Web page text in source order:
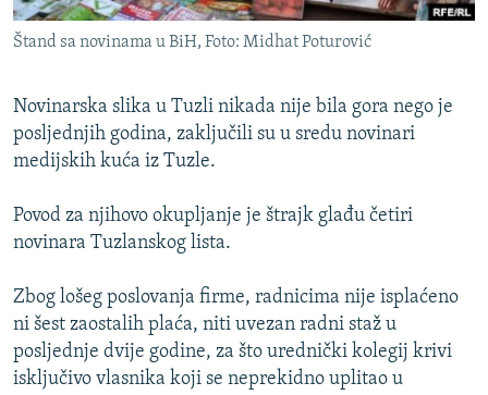
GENOCID U SREBRENICI
POPLAVE I KLIZIŠTA U BIH 2024.
POST SCRIPTUM
MOJA EVROPA
TRI DECENIJE OD RATA U BIH
SVE KARTE DEJTONA
NASTANAK I RASPAD JUGOSLAVIJE
Sve RFE/RL stranice
Štand sa novinama u BiH, Foto: Midhat Poturović
Novinarska slika u Tuzli nikada nije bila gora nego je
posljednjih godina, zaključili su u sredu novinari
medijskih kuća iz Tuzle.
Povod za njihovo okupljanje je štrajk glađu četiri
novinara Tuzlanskog lista.
Zbog lošeg poslovanja firme, radnicima nije isplaćeno
ni šest zaostalih plaća, niti uvezan radni staž u
posljednje dvije godine, za što urednički kolegij krivi
isključivo vlasnika koji se neprekidno uplitao u